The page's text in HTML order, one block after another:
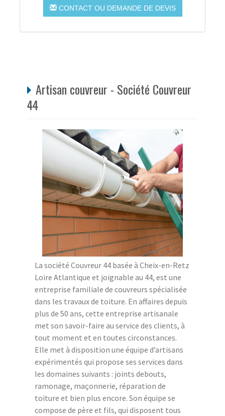
CONTACT OU DEMANDE DE DEVIS
Artisan couvreur - Société Couvreur
44
La société Couvreur 44 basée à Cheix-en-Retz
Loire Atlantique et joignable au 44, est une
entreprise familiale de couvreurs spécialisée
dans les travaux de toiture. En affaires depuis
plus de 50 ans, cette entreprise artisanale
met son savoir-faire au service des clients, à
tout moment et en toutes circonstances.
Elle met à disposition une équipe d’artisans
expérimentés qui propose ses services dans
les domaines suivants : joints debouts,
ramonage, maçonnerie, réparation de
toiture et bien plus encore. Son équipe se
compose de père et fils, qui disposent tous